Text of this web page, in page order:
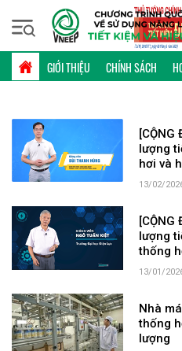
GIỚI THIỆU CHÍNH SÁCH
Chủ nhật, 09/08/2026 | 04:40 GMT+7
TỪ KHÓA: HỆ
[CỘNG
lượng
hơi và
13/02/
[CỘNG
lượng
thống
13/01/
Nhà
thống
lượng